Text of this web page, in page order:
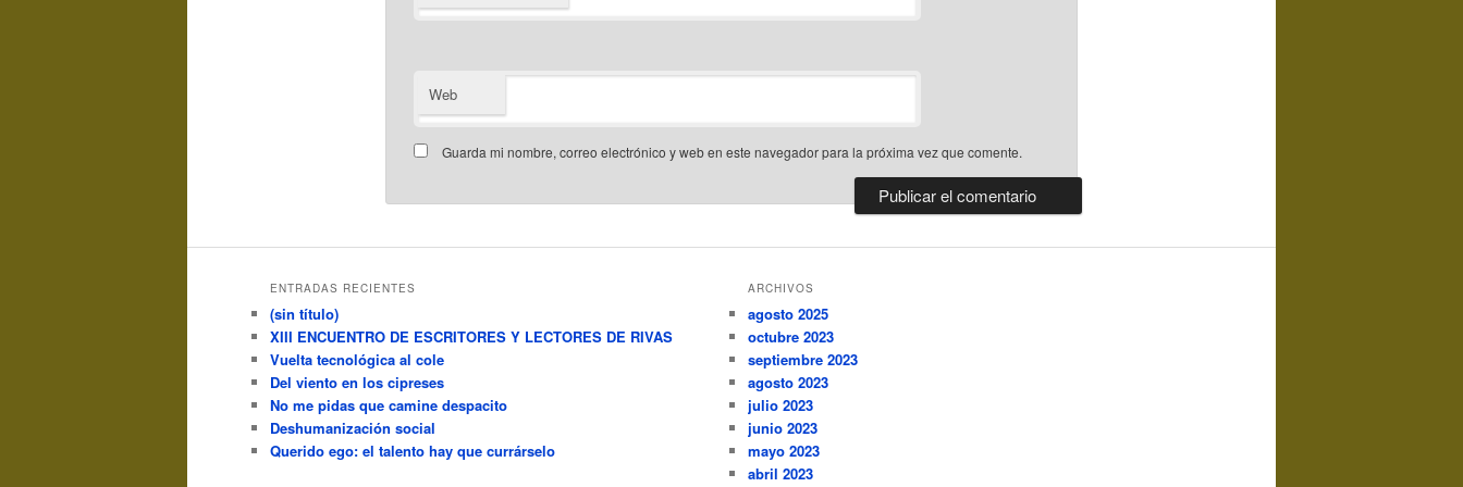
Web
Guarda mi nombre, correo electrónico y web en este navegador para la próxima vez que comente.
ENTRADAS RECIENTES
(sin título)
XIII ENCUENTRO DE ESCRITORES Y LECTORES DE RIVAS
Vuelta tecnológica al cole
Del viento en los cipreses
No me pidas que camine despacito
Deshumanización social
Querido ego: el talento hay que currárselo
ARCHIVOS
agosto 2025
octubre 2023
septiembre 2023
agosto 2023
julio 2023
junio 2023
mayo 2023
abril 2023